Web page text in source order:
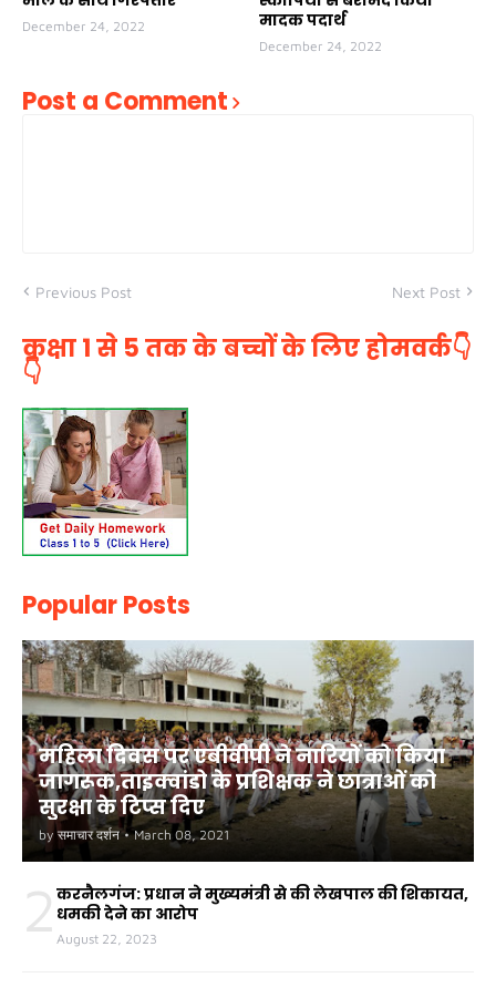
December 24, 2022
मादक पदार्थ
December 24, 2022
Post a Comment
Previous Post Next Post
कक्षा 1 से 5 तक के बच्चों के लिए होमवर्क👇
👇
Popular Posts
महिला दिवस पर एबीवीपी ने नारियों को किया
जागरूक,ताइक्वांडो के प्रशिक्षक ने छात्राओं को
सुरक्षा के टिप्स दिए
by समाचार दर्शन • March 08, 2021
2 करनैलगंज: प्रधान ने मुख्यमंत्री से की लेखपाल की शिकायत,
धमकी देने का आरोप
August 22, 2023